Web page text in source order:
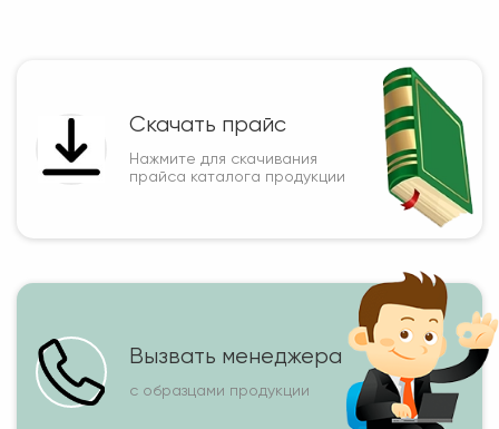
Скачать прайс
Нажмите для скачивания
прайса каталога продукции
Вызвать менеджера
с образцами продукции